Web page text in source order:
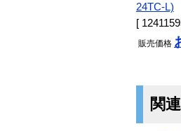
24TC-L)
[
販売価格
関